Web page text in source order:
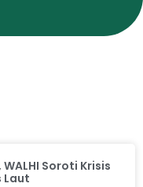
Soroti Krisis
Laut